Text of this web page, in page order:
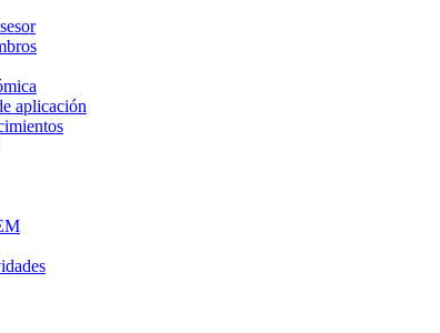
aplicación